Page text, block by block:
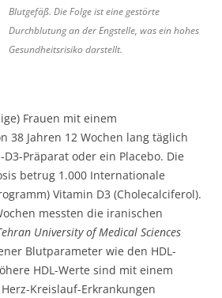
Blutgefäß. Die Folge ist eine gestörte
Durchblutung an der Engstelle, was ein hohes
Gesundheitsrisiko darstellt.
Frauen mit einem
38 Jahren 12 Wochen lang täglich
Präparat oder ein Placebo. Die
betrug 1.000 Internationale
Vitamin D3 (Cholecalciferol).
messten die iranischen
University of Medical Sciences
Blutparameter wie den HDL-
HDL-Werte sind mit einem
Kreislauf-Erkrankungen